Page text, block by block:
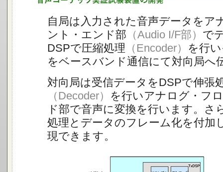
自局は入力された音声データをア
ント・エンド部 （Audio I/F部） で
DSPで圧縮処理 （Encoder） を行
をベースバンド通信にて対向局へ
対向局は受信データをDSPで伸張
（Decoder） を行いアナログ・フ
ド部で音声に変換を行います。さ
処理とデータのフレーム化を付加
現できます。